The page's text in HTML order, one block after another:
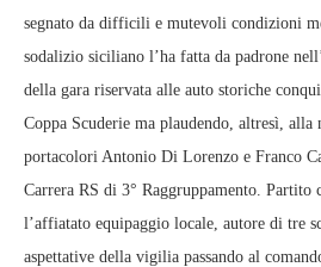
segnato da difficili e mutevoli condizioni
sodalizio siciliano l’ha fatta da padrone
della gara riservata alle auto storiche
Coppa Scuderie ma plaudendo, altresì,
portacolori Antonio Di Lorenzo e Franco
Carrera RS di 3° Raggruppamento. Partito
l’affiatato equipaggio locale, autore di tre
aspettative della vigilia passando al